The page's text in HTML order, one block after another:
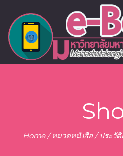
Home/หมวดหนังสือ / ประวั